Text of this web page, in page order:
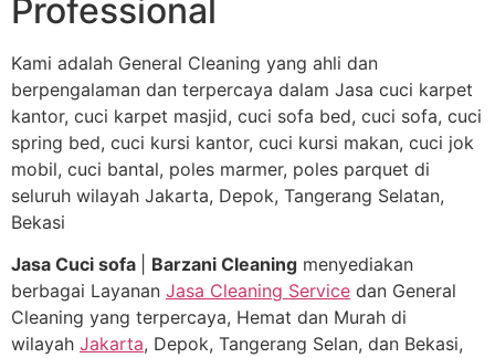
Professional
Kami adalah General Cleaning yang ahli dan
berpengalaman dan terpercaya dalam Jasa cuci karpet
kantor, cuci karpet masjid, cuci sofa bed, cuci sofa, cuci
spring bed, cuci kursi kantor, cuci kursi makan, cuci jok
mobil, cuci bantal, poles marmer, poles parquet di
seluruh wilayah Jakarta, Depok, Tangerang Selatan,
Bekasi
Jasa Cuci sofa
Barzani Cleaning menyediakan
berbagai Layanan Jasa Cleaning Service dan General
Cleaning yang terpercaya, Hemat dan Murah di
wilayah Jakarta, Depok, Tangerang Selan, dan Bekasi,